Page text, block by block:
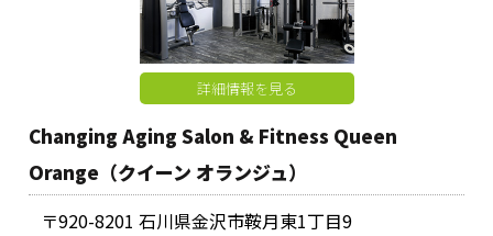
詳細情報を見る
Changing Aging Salon & Fitness Queen
Orange（クイーン オランジュ）
〒920-8201 石川県金沢市鞍月東1丁目9